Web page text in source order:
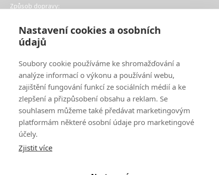
Nastavení cookies a osobních
údajů
Soubory cookie používáme ke shromažďování a
analýze informací o výkonu a používání webu,
zajištění fungování funkcí ze sociálních médií a ke
zlepšení a přizpůsobení obsahu a reklam. Se
souhlasem můžeme také předávat marketingovým
platformám některé osobní údaje pro marketingové
účely.
Zjistit více
Způsob dopravy:
Oblíbené způsoby platby: